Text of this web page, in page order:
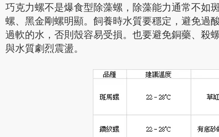
巧克力螺不是爆食型除藻螺，除藻能力通常不如
螺、黑金剛螺明顯。飼養時水質要穩定，避免過
過軟的水，否則殼容易受損。也要避免銅藥、殺
與水質劇烈震盪。